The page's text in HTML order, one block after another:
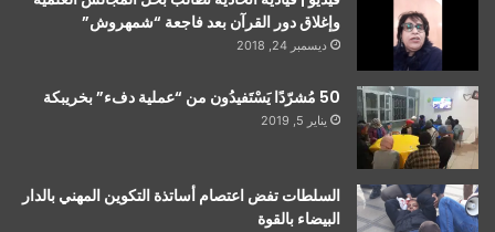
وإغلاق دور القرآن بعد فاجعة “شمهروش”
ديسمبر 24, 2018
50 مُشرّدًا يَسْتَفيدُون من “عملية دفء” بخريبكة
يناير 5, 2019
السلطات تفض اعتصام أساتذة التكوين المهني بالدار
البيضاء بالقوة